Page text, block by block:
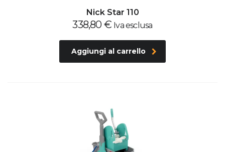
Nick Star 110
338,80 € Iva esclusa
Aggiungi al carrello